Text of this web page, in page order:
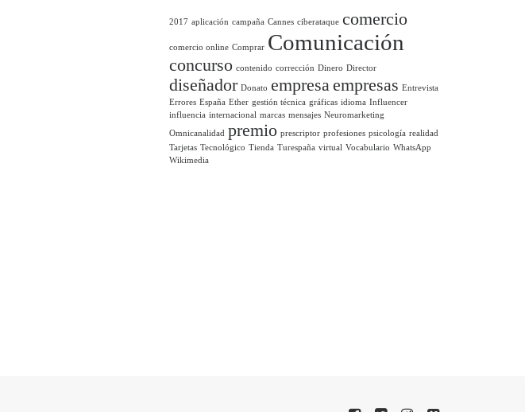
2017 aplicación campaña Cannes ciberataque comercio
comercio online Comprar Comunicación
concurso contenido corrección Dinero Director
diseñador Donato empresaempresas Entrevista
Errores España Ether gestión técnica gráficas idioma Influencer
influencia internacional marcas mensajes Neuromarketing
Omnicanalidad premio prescriptor profesiones psicología realidad
Tarjetas Tecnológico Tienda Turespaña virtual Vocabulario WhatsApp
Wikimedia